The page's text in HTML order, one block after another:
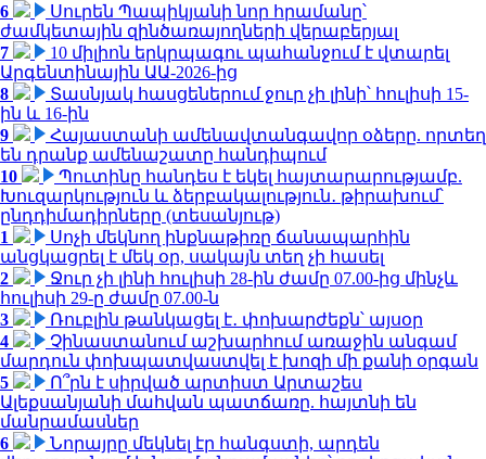
6
Սուրեն Պապիկյանի նոր հրամանը՝
ժամկետային զինծառայողների վերաբերյալ
7
10 միլիոն երկրպագու պահանջում է վտարել
Արգենտինային ԱԱ-2026-ից
8
Տասնյակ հասցեներում ջուր չի լինի՝ հուլիսի 15-
ին և 16-ին
9
Հայաստանի ամենավտանգավոր օձերը. որտեղ
են դրանք ամենաշատը հանդիպում
10
Պուտինը հանդես է եկել հայտարարությամբ.
Խուզարկություն և ձերբակալություն․ թիրախում՝
ընդդիմադիրները (տեսանյութ)
1
Սոչի մեկնող ինքնաթիռը ճանապարհին
անցկացրել է մեկ օր, սակայն տեղ չի հասել
2
Ջուր չի լինի հուլիսի 28-ին ժամը 07.00-ից մինչև
հուլիսի 29-ը ժամը 07.00-ն
3
Ռուբլին թանկացել է․ փոխարժեքն՝ այսօր
4
Չինաստանում աշխարհում առաջին անգամ
մարդուն փոխպատվաստվել է խոզի մի քանի օրգան
5
Ո՞րն է սիրված արտիստ Արտաշես
Ալեքսանյանի մահվան պատճառը. հայտնի են
մանրամասներ
6
Նորայրը մեկնել էր հանգստի, արդեն